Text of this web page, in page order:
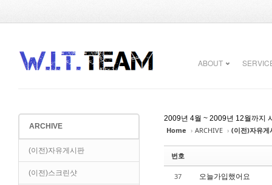
ABOUT
ARCHIVE
(이전)자유게시판
(이전)스크린샷
2009년 4월 ~ 2009년 12월까지
Home › ARCHIVE › (이전)자유게
번호
37 오늘가입했어요
Sketchbook5, 스케치북5
Sketchbook5, 스케치북5
Sketchbook5, 스케치북5
Sketchbook5, 스케치북5